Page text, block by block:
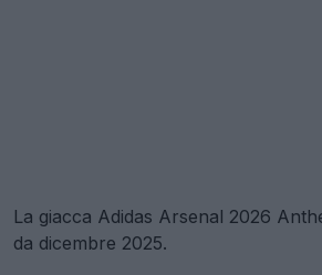
La giacca Adidas Arsenal 2026
da dicembre 2025.